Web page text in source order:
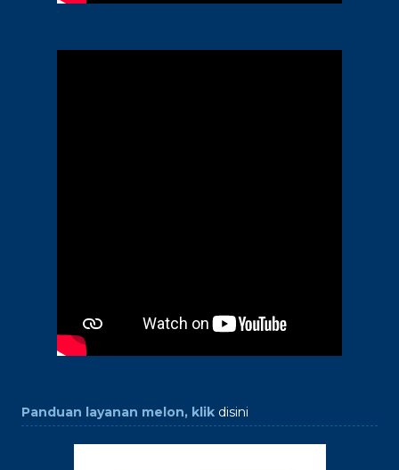
Panduan layanan melon, klik disini